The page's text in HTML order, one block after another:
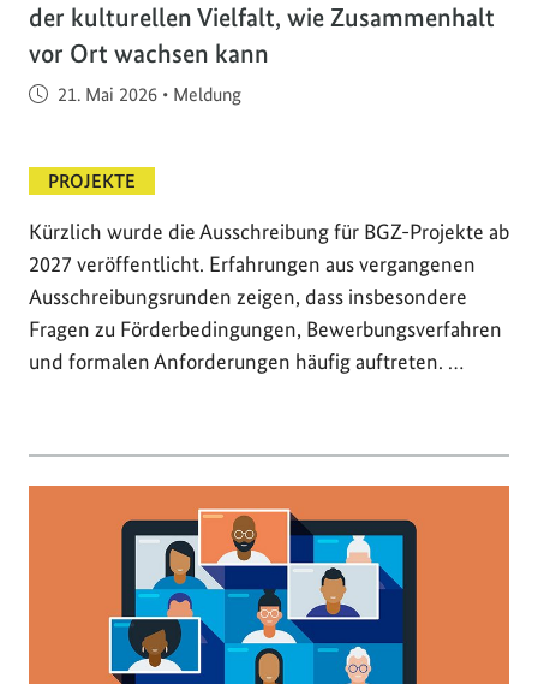
der kulturellen Vielfalt, wie Zusammenhalt
vor Ort wachsen kann
Veröffentlicht am
21. Mai 2026 • Meldung
PROJEKTE
Kürzlich wurde die Ausschreibung für BGZ-Projekte ab
2027 veröffentlicht. Erfahrungen aus vergangenen
Ausschreibungsrunden zeigen, dass insbesondere
Fragen zu Förderbedingungen, Bewerbungsverfahren
und formalen Anforderungen häufig auftreten. …